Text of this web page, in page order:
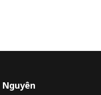
Nguyên